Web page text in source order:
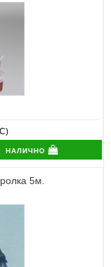
налично
5м.